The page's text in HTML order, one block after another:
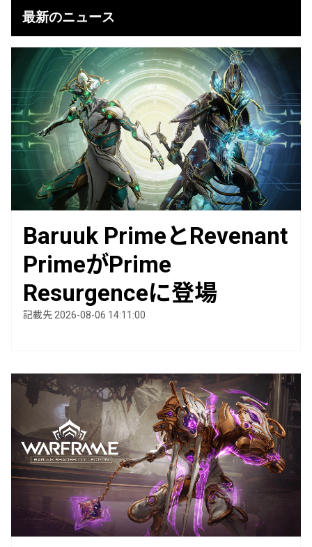
最新のニュース
Baruuk PrimeとRevenant
PrimeがPrime
Resurgenceに登場
記載先 2026-08-06 14:11:00